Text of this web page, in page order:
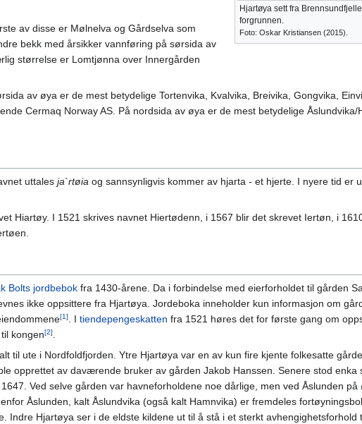
Hjartøya sett fra
forgrunnen.
Foto: Oskar Kristiansen (2015).
av disse er Mølnelva og Gårdselva som
bekk med årsikker vannføring på sørsida av
størrelse er Lomtjønna over Innergården
av øya er de mest betydelige Tortenvika, Kvalvika, Breivika, Gongvika,
Cermaq Norway AS. På nordsida av øya er de mest betydelige
uttales ja`rtøia og sannsynligvis kommer av hjarta - et hjerte. I nyere tid er
Hiartøy. I 1521 skrives navnet Hiertødenn, i 1567 blir det skrevet Iertøn, i
Bolts jordbebok fra 1430-årene. Da i forbindelse med eierforholdet til gården
ikke oppsittere fra Hjartøya. Jordeboka inneholder kun informasjon om
[1]. I tiendepengeskatten fra 1521 høres det for første gang om
til kongen[2].
til ute i Nordfoldfjorden. Ytre Hjartøya var en av kun fire kjente folkesatte
opprettet av daværende bruker av gården Jakob Hanssen. Senere stod
Ved selve gården var havneforholdene noe dårlige, men ved Åslunden
Åslunden, kalt Åslundvika (også kalt Hamnvika) er fremdeles
Indre Hjartøya ser i de eldste kildene ut til å stå i et sterkt